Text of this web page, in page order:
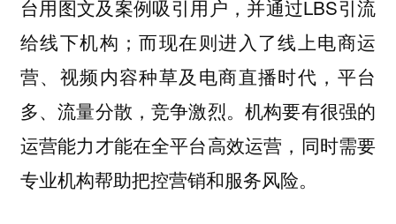
台用图文及案例吸引用户，并通过LBS引流
给线下机构；而现在则进入了线上电商运
营、视频内容种草及电商直播时代，平台
多、流量分散，竞争激烈。机构要有很强的
运营能力才能在全平台高效运营，同时需要
专业机构帮助把控营销和服务风险。